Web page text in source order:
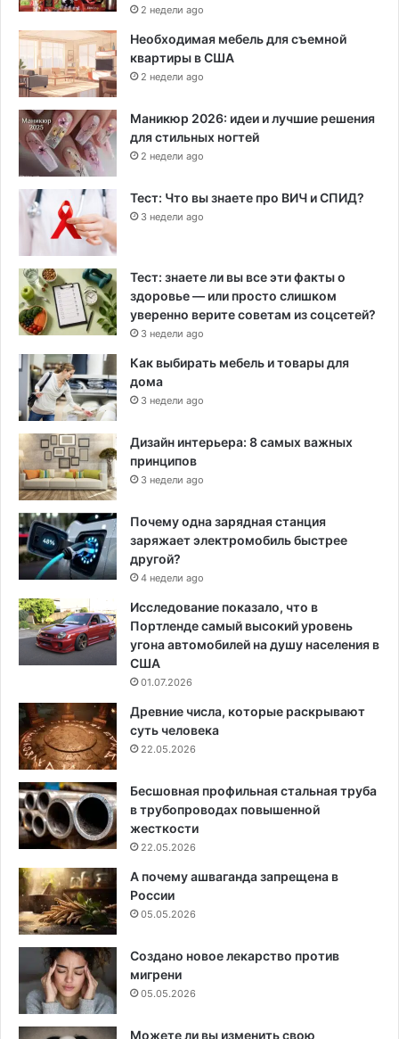
2 недели ago
Необходимая мебель для съемной
квартиры в США
2 недели ago
Маникюр 2026: идеи и лучшие решения
для стильных ногтей
2 недели ago
Тест: Что вы знаете про ВИЧ и СПИД?
3 недели ago
Тест: знаете ли вы все эти факты о
здоровье — или просто слишком
уверенно верите советам из соцсетей?
3 недели ago
Как выбирать мебель и товары для
дома
3 недели ago
Дизайн интерьера: 8 самых важных
принципов
3 недели ago
Почему одна зарядная станция
заряжает электромобиль быстрее
другой?
4 недели ago
Исследование показало, что в
Портленде самый высокий уровень
угона автомобилей на душу населения в
США
01.07.2026
Древние числа, которые раскрывают
суть человека
22.05.2026
Бесшовная профильная стальная труба
в трубопроводах повышенной
жесткости
22.05.2026
А почему ашваганда запрещена в
России
05.05.2026
Создано новое лекарство против
мигрени
05.05.2026
Можете ли вы изменить свою